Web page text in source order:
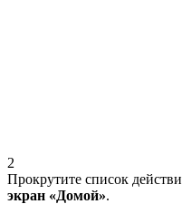
2
Прокрутите список
экран «Домой».